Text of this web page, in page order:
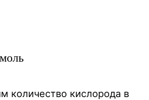
моль
количество кислорода в